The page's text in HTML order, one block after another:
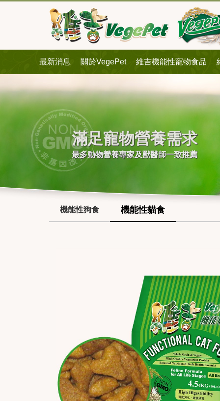
最新消息 關於VegePet 維吉機能性寵物食品
滿足寵物營養需求
最多動物營養專家及獸醫師一致推薦
機能性狗食 機能性貓食